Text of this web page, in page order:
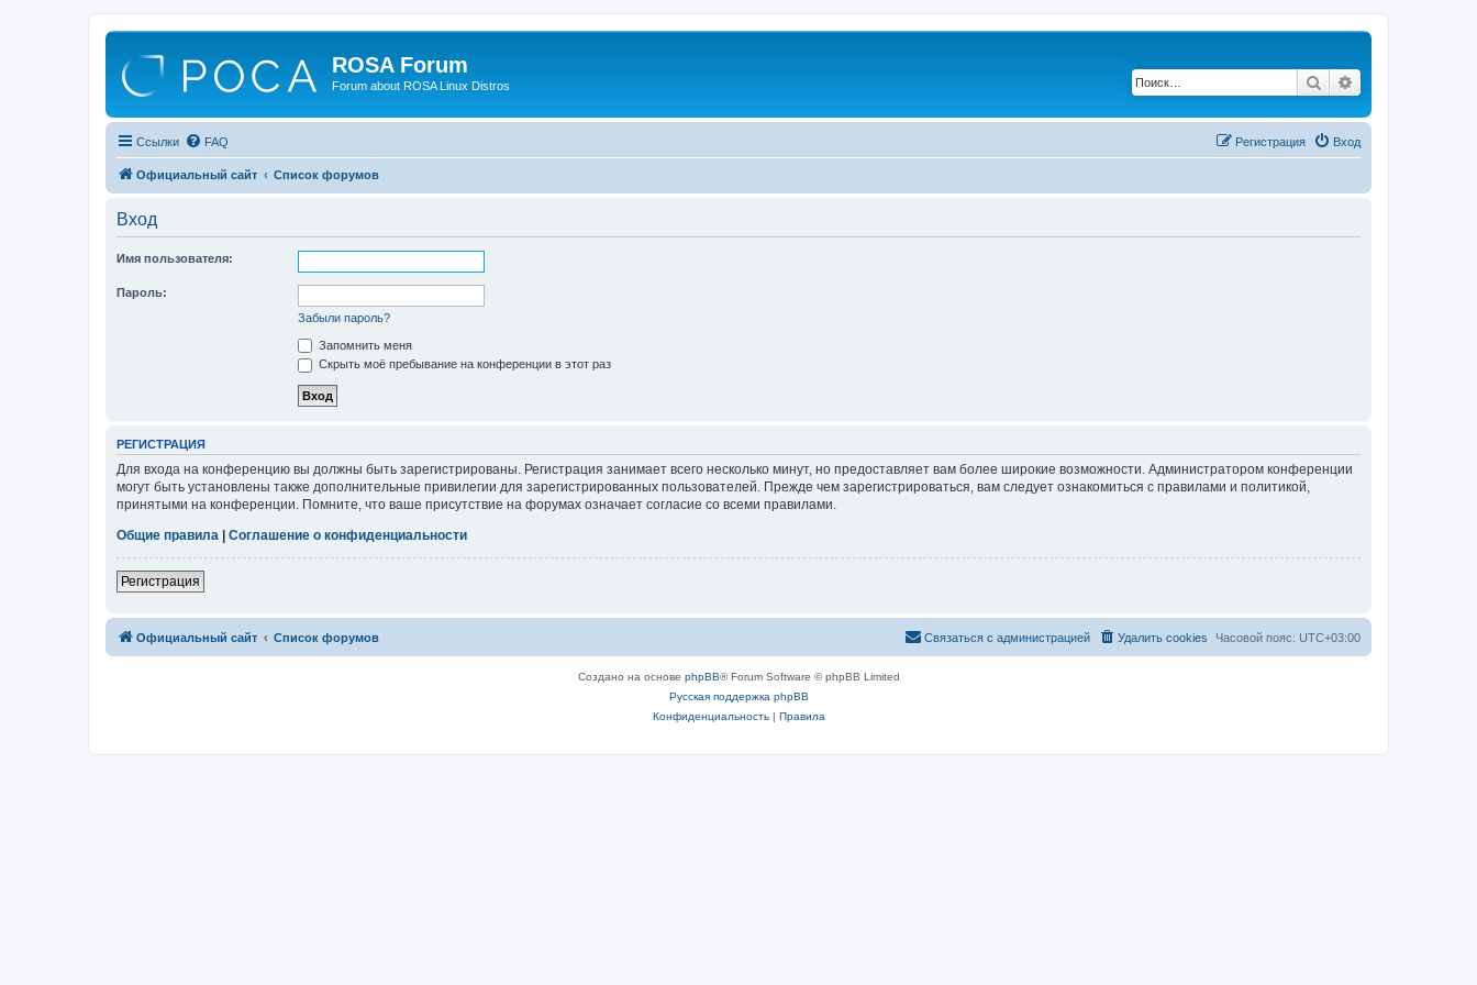
ROSA Forum
Forum about ROSA Linux Distros Поиск
Ссылки FAQ Вход
Регистрация
Официальный сайт Список форумов
Вход
Имя пользователя:
Пароль:
Забыли пароль?
Запомнить меня
Скрыть моё пребывание на конференции в этот раз
РЕГИСТРАЦИЯ
Для входа на конференцию вы должны быть зарегистрированы. Регистрация занимает всего несколько минут, но предоставляет вам более широкие возможности. Администратором конференции
могут быть установлены также дополнительные привилегии для зарегистрированных пользователей. Прежде чем зарегистрироваться, вам следует ознакомиться с правилами и политикой,
принятыми на конференции. Помните, что ваше присутствие на форумах означает согласие со всеми правилами.
Общие правила
Соглашение о конфиденциальности
Регистрация
Официальный сайт Список форумов Часовой пояс: UTC+03:00
Удалить cookies
Связаться с администрацией
Создано на основе phpBB® Forum Software © phpBB Limited
Русская поддержка phpBB
Конфиденциальность| Правила